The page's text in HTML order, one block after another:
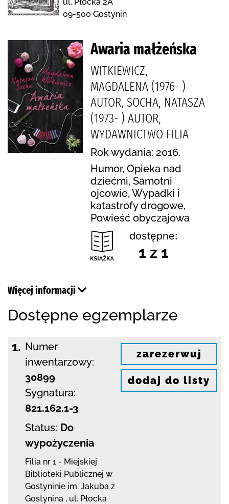
09-500 Gostynin
Awaria małżeńska
WITKIEWICZ,
MAGDALENA (1976- )
AUTOR, SOCHA, NATASZA
(1973- ) AUTOR,
WYDAWNICTWO FILIA
Rok wydania: 2016.
Humor, Opieka nad
dziećmi, Samotni
ojcowie, Wypadki i
katastrofy drogowe,
Powieść obyczajowa
dostępne:
1 z 1
Więcej informacji
Dostępne egzemplarze
1. Numer
inwentarzowy:
30899
Sygnatura:
821.162.1-3
Status: Do
wypożyczenia
Filia nr 1 - Miejskiej
Biblioteki Publicznej w
Gostyninie im. Jakuba z
Gostynina , ul. Płocka
zarezerwuj
dodaj do listy